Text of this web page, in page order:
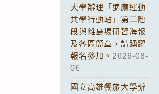
大學辦理「適應運動
共學行動站」第二階
段與離島場研習海報
及各區簡章，請踴躍
報名參加。 2026-08-
06
國立高雄餐旅大學辦